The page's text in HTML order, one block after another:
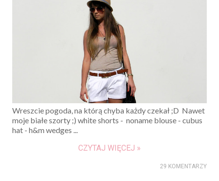
Wreszcie pogoda, na którą chyba każdy czekał ;D Nawet
moje białe szorty ;) white shorts - noname blouse - cubus
hat - h&m wedges ...
CZYTAJ WIĘCEJ »
29 KOMENTARZY